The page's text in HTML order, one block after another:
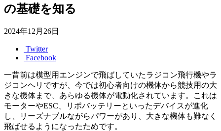
の基礎を知る
2024年12月26日
Twitter
Facebook
一昔前は模型用エンジンで飛ばしていたラジコン飛行機やラ
ジコンヘリですが、今では初心者向けの機体から競技用の大
きな機体まで、あらゆる機体が電動化されています。これは
モーターやESC、リポバッテリーといったデバイスが進化
し、リーズナブルながらパワーがあり、大きな機体も難なく
飛ばせるようになったためです。